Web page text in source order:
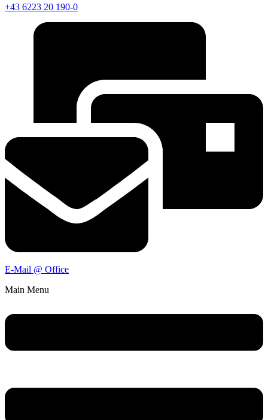
+43 6223 20 190-0
E-Mail @ Office
Main Menu